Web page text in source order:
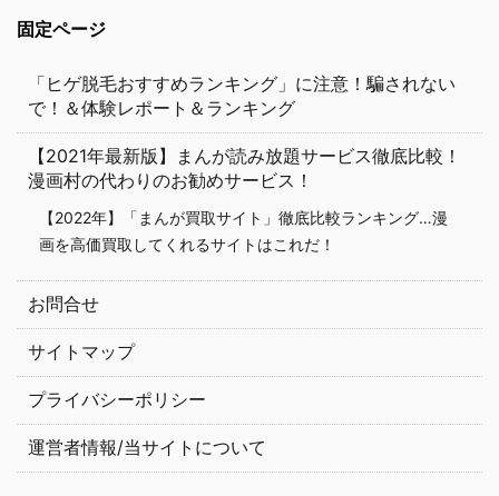
固定ページ
「ヒゲ脱毛おすすめランキング」に注意！騙されない
で！＆体験レポート＆ランキング
【2021年最新版】まんが読み放題サービス徹底比較！
漫画村の代わりのお勧めサービス！
【2022年】「まんが買取サイト」徹底比較ランキング…漫
画を高価買取してくれるサイトはこれだ！
お問合せ
サイトマップ
プライバシーポリシー
運営者情報/当サイトについて